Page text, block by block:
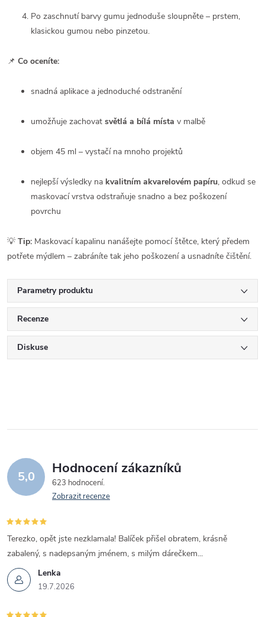
Po zaschnutí barvy gumu jednoduše sloupněte – prstem,
klasickou gumou nebo pinzetou.
📌 Co oceníte:
snadná aplikace a jednoduché odstranění
umožňuje zachovat světlá a bílá místa v malbě
objem 45 ml – vystačí na mnoho projektů
nejlepší výsledky na kvalitním akvarelovém papíru, odkud se
maskovací vrstva odstraňuje snadno a bez poškození
povrchu
💡 Tip: Maskovací kapalinu nanášejte pomocí štětce, který předem
potřete mýdlem – zabráníte tak jeho poškození a usnadníte čištění.
Parametry produktu
Recenze
Diskuse
5,0 Hodnocení zákazníků
623 hodnocení
Zobrazit recenze
Lenka
19.7.2026
Terezko, opět jste nezklamala! Balíček přišel obratem, krásně
zabalený, s nadepsaným jménem, s milým dárečkem...